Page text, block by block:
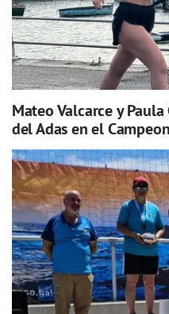
Mateo Valcarce y
del Adas en el